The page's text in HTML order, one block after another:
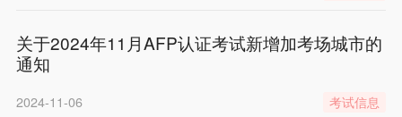
关于2024年11月AFP认证考试新增加考场城市的
通知
2024-11-06 考试信息